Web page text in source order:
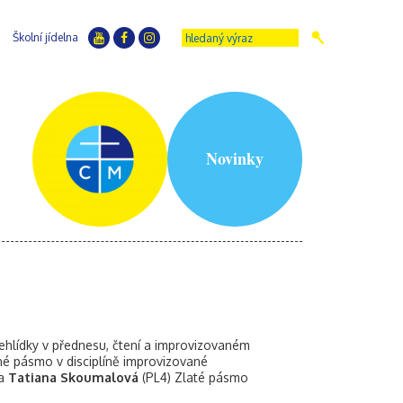
Školní jídelna
Novinky
v přednesu, čtení a improvizovaném
pásmo v disciplíně improvizované
Tatiana Skoumalová (PL4) Zlaté pásmo